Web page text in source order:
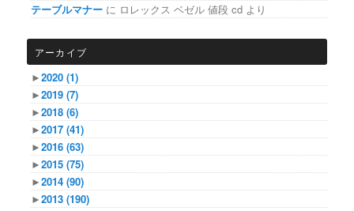
テーブルマナー に ロレックス ベゼル 値段 cd より
アーカイブ
►2020(1)
►2019(7)
►2018(6)
►2017(41)
►2016(63)
►2015(75)
►2014(90)
►2013(190)